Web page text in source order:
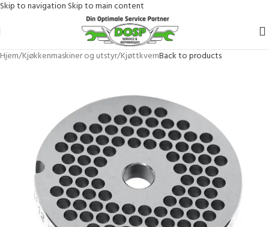
Skip to navigation Skip to main content
Hjem/Kjøkkenmaskiner og utstyr/KjøttkvernBack to products